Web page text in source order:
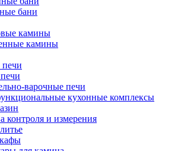
бани
камины
камины
печи
варочные печи
кухонные комплексы
контроля и измерения